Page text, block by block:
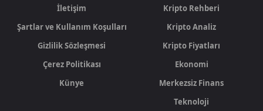
İletişim
Şartlar ve Kullanım Koşulları
Gizlilik Sözleşmesi
Çerez Politikası
Künye
Kripto Rehberi
Kripto Analiz
Kripto Fiyatları
Ekonomi
Merkezsiz Finans
Teknoloji